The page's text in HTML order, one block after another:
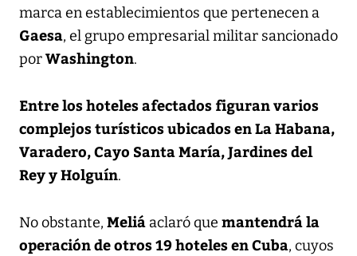
marca en establecimientos que pertenecen a
Gaesa, el grupo empresarial militar sancionado
porWashington.
Entre los hoteles afectados figuran varios
complejos turísticos ubicados en La Habana,
Varadero, Cayo Santa María, Jardines del
Rey y Holguín.
No obstante, Meliá aclaró que mantendrá la
operación de otros 19 hoteles en Cuba, cuyos